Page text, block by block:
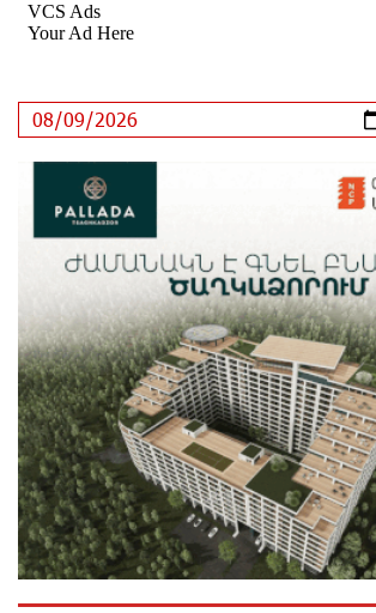
«Бесплатные бонусы в играх»:
ЕАЭС со временем будет
это поймёт и рядовой армянин, но
Если Израиль использует тему
против Эрдогана, то что для него
Геноцид?
ВТБ (Армения): вклад
годовых и оформление в
Платформа Rate.Trading на
IDBank представил